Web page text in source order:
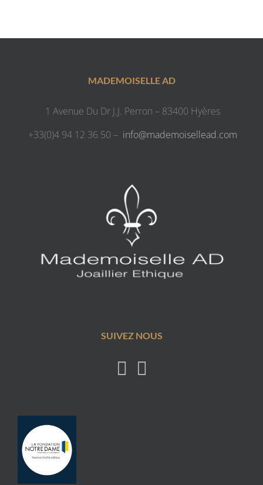
MADEMOISELLE AD
1 Avenue Du Dr J.J. Perron – 83400 Hyères
+33(0)4 94 12 36 50 – info@mademoisellead.com
SUIVEZ NOUS